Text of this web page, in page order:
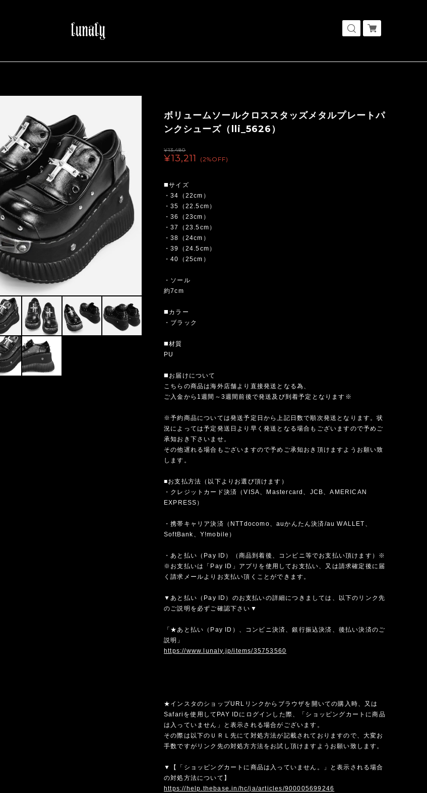
ボリュームソールクロススタッズメタルプレートパ
ンクシューズ（lli_5626）
¥13,480
¥13,211 (2%OFF)
◼️サイズ
・34（22cm）
・35（22.5cm）
・36（23cm）
・37（23.5cm）
・38（24cm）
・39（24.5cm）
・40（25cm）
・ソール
約7cm
◼️カラー
・ブラック
◼️材質
PU
◼️お届けについて
こちらの商品は海外店舗より直接発送となる為、
ご入金から1週間～3週間前後で発送及び到着予定となります※
※予約商品については発送予定日から上記日数で順次発送となります。状
況によっては予定発送日より早く発送となる場合もございますので予めご
承知おき下さいませ。
その他遅れる場合もございますので予めご承知おき頂けますようお願い致
します。
■お支払方法（以下よりお選び頂けます）
・クレジットカード決済（VISA、Mastercard、JCB、AMERICAN
EXPRESS）
・携帯キャリア決済（NTTdocomo、auかんたん決済/au WALLET、
SoftBank、Y!mobile）
・あと払い（Pay ID）（商品到着後、コンビニ等でお支払い頂けます）※
※お支払いは「Pay ID」アプリを使用してお支払い、又は請求確定後に届
く請求メールよりお支払い頂くことができます。
▼あと払い（Pay ID）のお支払いの詳細につきましては、以下のリンク先
のご説明を必ずご確認下さい▼
「★あと払い（Pay ID）、コンビニ決済、銀行振込決済、後払い決済のご
説明」
https://www.lunaly.jp/items/35753560
★インスタのショップURLリンクからブラウザを開いての購入時、又は
Safariを使用してPAY IDにログインした際、「ショッピングカートに商品
は入っていません」と表示される場合がございます。
その際は以下のＵＲＬ先にて対処方法が記載されておりますので、大変お
手数ですがリンク先の対処方方法をお試し頂けますようお願い致します。
▼【「ショッピングカートに商品は入っていません。」と表示される場合
の対処方法について】
https://help.thebase.in/hc/ja/articles/900005699246